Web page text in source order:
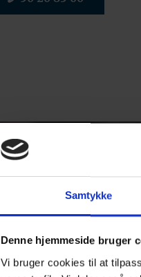
Samtykke
Denne hjemmeside bruger
Vi bruger cookies til at